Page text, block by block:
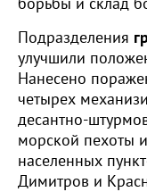
борьбы и склад
Подразделения
улучшили
Нанесено
четырех
десантно-
морской пехоты
населенных
Димитров и